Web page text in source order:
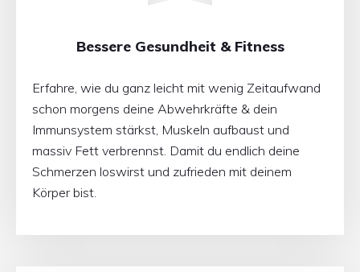
Bessere Gesundheit & Fitness
Erfahre, wie du ganz leicht mit wenig Zeitaufwand
schon morgens deine Abwehrkräfte & dein
Immunsystem stärkst, Muskeln aufbaust und
massiv Fett verbrennst. Damit du endlich deine
Schmerzen loswirst und zufrieden mit deinem
Körper bist.